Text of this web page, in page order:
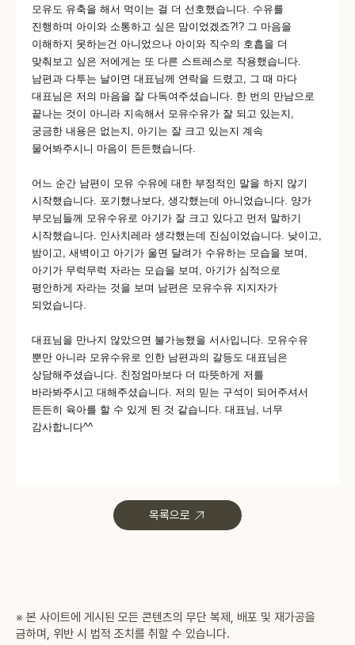
모유도 유축을 해서 먹이는 걸 더 선호했습니다. 수유를
진행하며 아이와 소통하고 싶은 맘이었겠죠?!? 그 마음을
이해하지 못하는건 아니었으나 아이와 직수의 호흡을 더
맞춰보고 싶은 저에게는 또 다른 스트레스로 작용했습니다.
남편과 다투는 날이면 대표님께 연락을 드렸고, 그 때 마다
대표님은 저의 마음을 잘 다독여주셨습니다. 한 번의 만남으로
끝나는 것이 아니라 지속해서 모유수유가 잘 되고 있는지,
궁금한 내용은 없는지, 아기는 잘 크고 있는지 계속
물어봐주시니 마음이 든든했습니다.
어느 순간 남편이 모유 수유에 대한 부정적인 말을 하지 않기
시작했습니다. 포기했나보다, 생각했는데 아니었습니다. 양가
부모님들께 모유수유로 아기가 잘 크고 있다고 먼저 말하기
시작했습니다. 인사치레라 생각했는데 진심이었습니다. 낮이고,
밤이고, 새벽이고 아기가 울면 달려가 수유하는 모습을 보며,
아기가 무럭무럭 자라는 모습을 보며, 아기가 심적으로
평안하게 자라는 것을 보며 남편은 모유수유 지지자가
되었습니다.
대표님을 만나지 않았으면 불가능했을 서사입니다. 모유수유
뿐만 아니라 모유수유로 인한 남편과의 갈등도 대표님은
상담해주셨습니다. 친정엄마보다 더 따뜻하게 저를
바라봐주시고 대해주셨습니다. 저의 믿는 구석이 되어주셔서
든든히 육아를 할 수 있게 된 것 같습니다. 대표님, 너무
감사합니다^^
목록으로
※ 본 사이트에 게시된 모든 콘텐츠의 무단 복제, 배포 및 재가공을
금하며, 위반 시 법적 조치를 취할 수 있습니다.